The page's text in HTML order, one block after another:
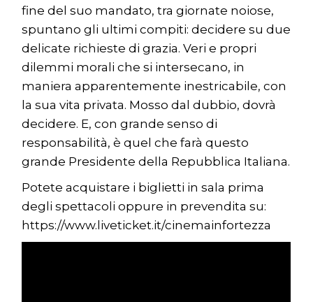
fine del suo mandato, tra giornate noiose,
spuntano gli ultimi compiti: decidere su due
delicate richieste di grazia. Veri e propri
dilemmi morali che si intersecano, in
maniera apparentemente inestricabile, con
la sua vita privata. Mosso dal dubbio, dovrà
decidere. E, con grande senso di
responsabilità, è quel che farà questo
grande Presidente della Repubblica Italiana.
Potete acquistare i biglietti in sala prima
degli spettacoli oppure in prevendita su:
https://www.liveticket.it/cinemainfortezza